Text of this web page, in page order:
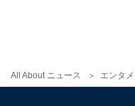
All About ニュース エンタメ